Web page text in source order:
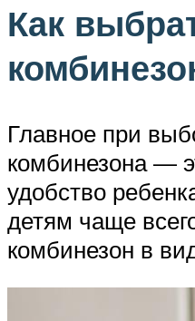
Как
Главное при
комбинезона —
удобство
детям чаще
комбинезон в